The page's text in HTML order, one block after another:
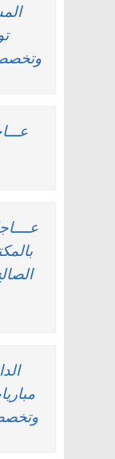
وتخصصات
وتخصصات